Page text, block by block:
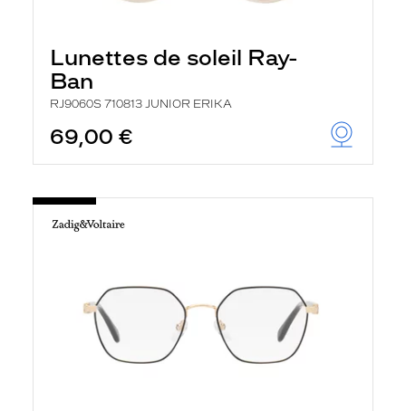
Lunettes de soleil Ray-
Ban
RJ9060S 710813 JUNIOR ERIKA
69,00 €